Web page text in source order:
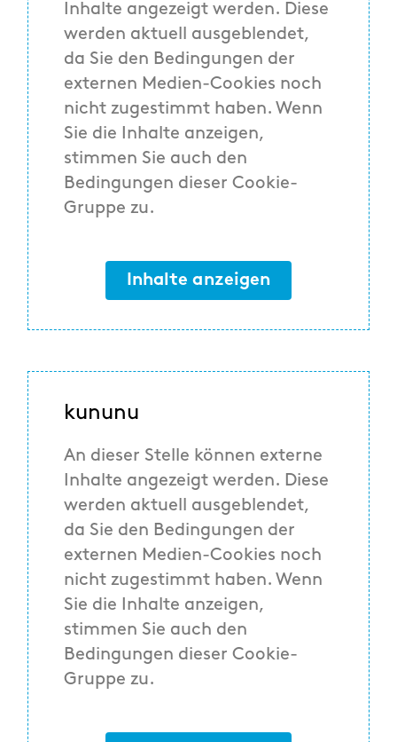
Inhalte angezeigt werden. Diese
werden aktuell ausgeblendet,
da Sie den Bedingungen der
externen Medien-Cookies noch
nicht zugestimmt haben. Wenn
Sie die Inhalte anzeigen,
stimmen Sie auch den
Bedingungen dieser Cookie-
Gruppe zu.
Inhalte anzeigen
kununu
An dieser Stelle können externe
Inhalte angezeigt werden. Diese
werden aktuell ausgeblendet,
da Sie den Bedingungen der
externen Medien-Cookies noch
nicht zugestimmt haben. Wenn
Sie die Inhalte anzeigen,
stimmen Sie auch den
Bedingungen dieser Cookie-
Gruppe zu.